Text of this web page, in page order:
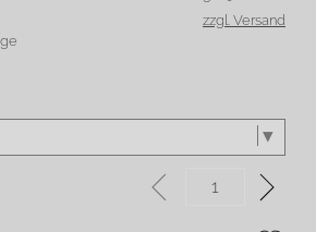
zzgl. Versand